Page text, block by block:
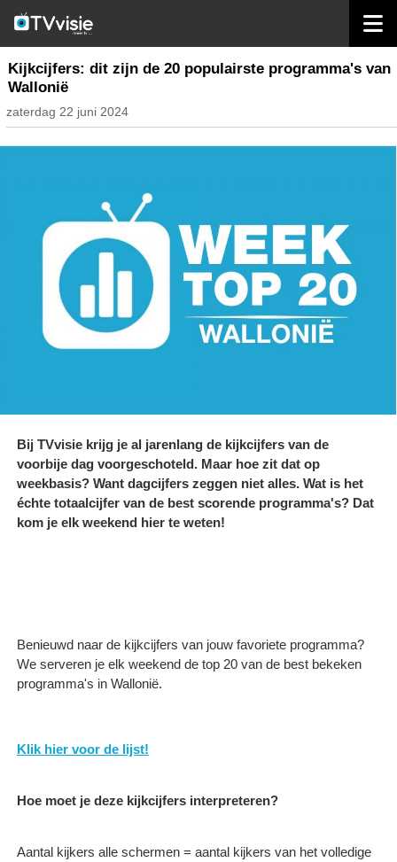
nieuws belgië
Kijkcijfers: dit zijn de 20 populairste programma's van
Wallonië
zaterdag 22 juni 2024
Bij TVvisie krijg je al jarenlang de kijkcijfers van de
voorbije dag voorgeschoteld. Maar hoe zit dat op
weekbasis? Want dagcijfers zeggen niet alles. Wat is het
échte totaalcijfer van de best scorende programma's? Dat
kom je elk weekend hier te weten!
Benieuwd naar de kijkcijfers van jouw favoriete programma?
We serveren je elk weekend de top 20 van de best bekeken
programma's in Wallonië.
Klik hier voor de lijst!
Hoe moet je deze kijkcijfers interpreteren?
Aantal kijkers alle schermen = aantal kijkers van het volledige